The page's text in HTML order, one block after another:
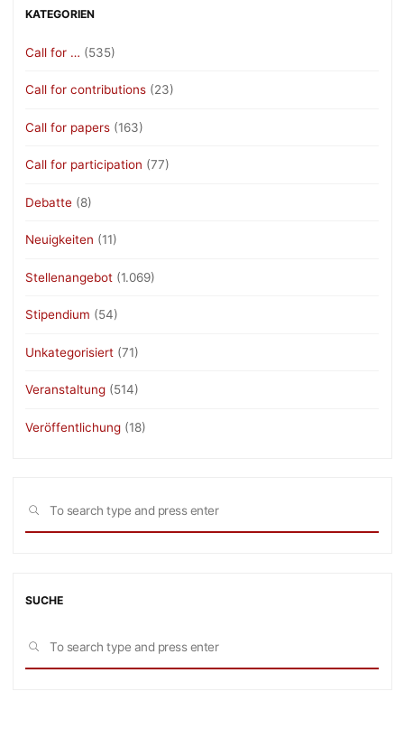
KATEGORIEN
Call for … (535)
Call for contributions (23)
Call for papers (163)
Call for participation (77)
Debatte (8)
Neuigkeiten (11)
Stellenangebot (1.069)
Stipendium (54)
Unkategorisiert (71)
Veranstaltung (514)
Veröffentlichung (18)
SEARCH
SUCHE
SEARCH